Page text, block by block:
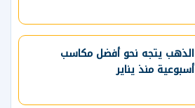
الذهب يتجه نحو أفضل مكاسب
أسبوعية منذ يناير